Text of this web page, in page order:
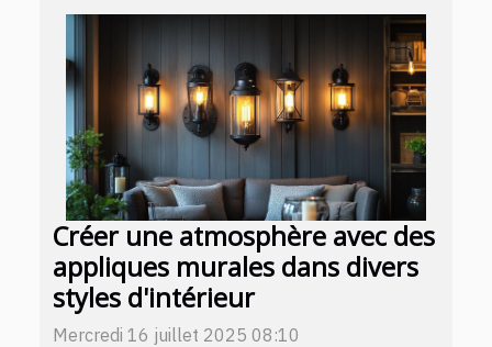
Créer une atmosphère avec des
appliques murales dans divers
styles d'intérieur
Mercredi 16 juillet 2025 08:10